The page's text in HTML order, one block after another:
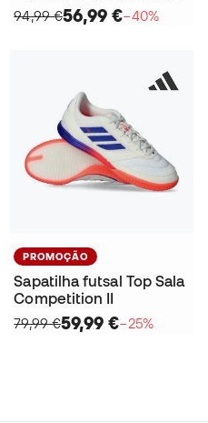
94,99 €56,99 €−40%
PROMOÇÃO
Sapatilha futsal Top Sala
Competition II
79,99 €59,99 €−25%